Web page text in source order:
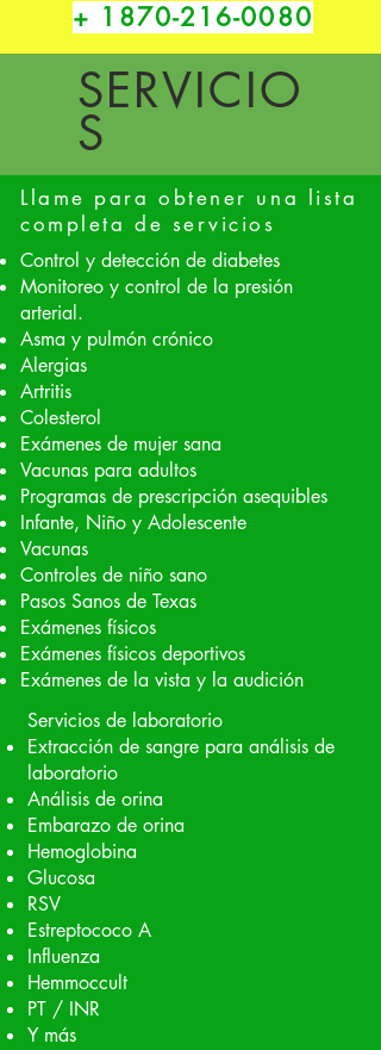
+ 1870-216-0080
SERVICIO
S
Llame para obtener una lista
completa de servicios
Control y detección de diabetes
Monitoreo y control de la presión
arterial.
Asma y pulmón crónico
Alergias
Artritis
Colesterol
Exámenes de mujer sana
Vacunas para adultos
Programas de prescripción asequibles
Infante, Niño y Adolescente
Vacunas
Controles de niño sano
Pasos Sanos de Texas
Exámenes físicos
Exámenes físicos deportivos
Exámenes de la vista y la audición
Servicios de laboratorio
Extracción de sangre para análisis de
laboratorio
Análisis de orina
Embarazo de orina
Hemoglobina
Glucosa
RSV
Estreptococo A
Influenza
Hemmoccult
PT / INR
Y más